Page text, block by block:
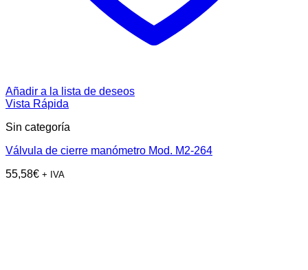
Añadir a la lista de deseos
Vista Rápida
Sin categoría
Válvula de cierre manómetro Mod. M2-264
55,58€ + IVA